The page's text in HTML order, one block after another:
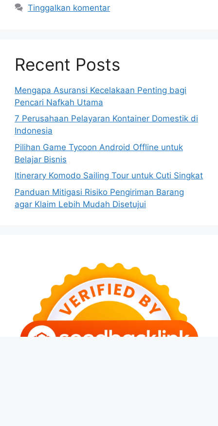
Tinggalkan komentar
Recent Posts
Mengapa Asuransi Kecelakaan Penting bagi
Pencari Nafkah Utama
7 Perusahaan Pelayaran Kontainer Domestik di
Indonesia
Pilihan Game Tycoon Android Offline untuk
Belajar Bisnis
Itinerary Komodo Sailing Tour untuk Cuti Singkat
Panduan Mitigasi Risiko Pengiriman Barang
agar Klaim Lebih Mudah Disetujui